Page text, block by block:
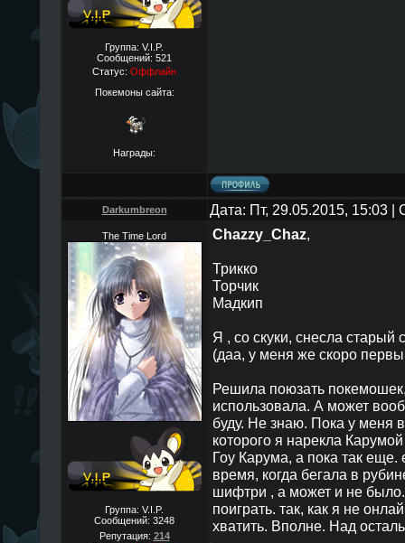
Группа: V.I.P.
Сообщений: 521
Статус: Оффлайн
Покемоны сайта:
Награды:
Darkumbreon Дата: Пт, 29.05.2015, 15:03
The Time Lord
Группа: V.I.P.
Сообщений: 3248
Репутация: 214
Chazzy_Chaz,
Трикко
Торчик
Мадкип
Я , со скуки, снесла старый
(даа, у меня же скоро
Решила поюзать
использовала. А может
буду. Не знаю. Пока у меня
которого я нарекла
Гоу Карума, а пока так еще.
время, когда бегала в
шифтри , а может и не
поиграть. так, как я не
хватить. Вполне. Над